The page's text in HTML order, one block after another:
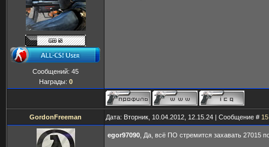
Сообщений: 45
Награды: 0
GordonFreeman Дата: Вторник, 10.04.2012, 12.15.24 | Сообщение # 15
egor97090 , Да, всё ПО стремится захавать 27015